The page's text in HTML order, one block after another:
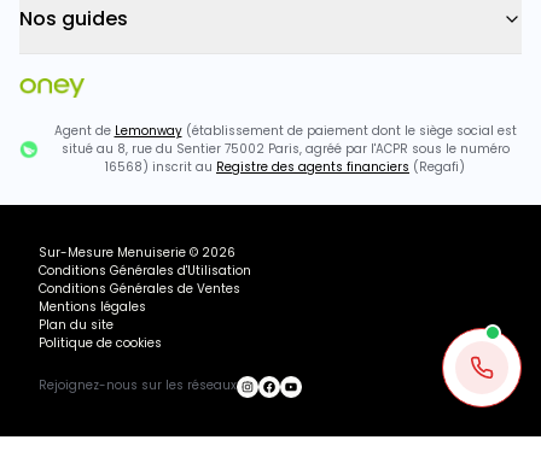
Nos guides
Agent de Lemonway(établissement de paiement dont le siège social est
situé au 8, rue du Sentier 75002 Paris, agréé par l'ACPR sous le numéro
16568) inscrit au Registre des agents financiers (Regafi)
Sur-Mesure Menuiserie © 2026
Conditions Générales d'Utilisation
Conditions Générales de Ventes
Mentions légales
Plan du site
Politique de cookies
Rejoignez-nous sur les réseaux